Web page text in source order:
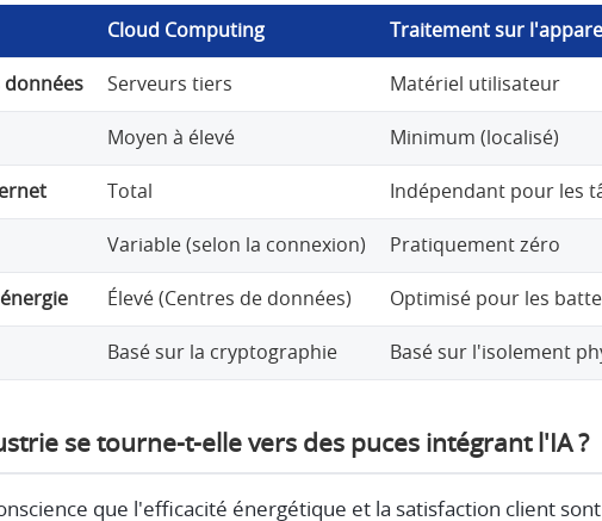
Cloud Computing Traitement sur
données Serveurs tiers Matériel utilisateur
Moyen à élevé Minimum (localisé)
Total Indépendant pour les
Variable (selon la connexion) Pratiquement zéro
Élevé (Centres de données) Optimisé pour les
Basé sur la cryptographie Basé sur l'isolement
se tourne-t-elle vers des puces intégrant l'IA ?
que l'efficacité énergétique et la satisfaction client